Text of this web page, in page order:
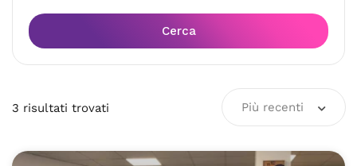
Cerca
3 risultati trovati Più recenti